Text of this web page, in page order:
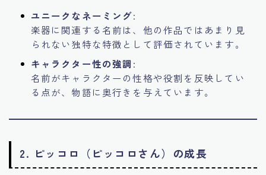
ユニークなネーミング:
楽器に関連する名前は、他の作品ではあまり見
られない独特な特徴として評価されています。
キャラクター性の強調 :
名前がキャラクターの性格や役割を反映してい
る点が、物語に奥行きを与えています。
2. ピッコロ（ピッコロさん）の成長